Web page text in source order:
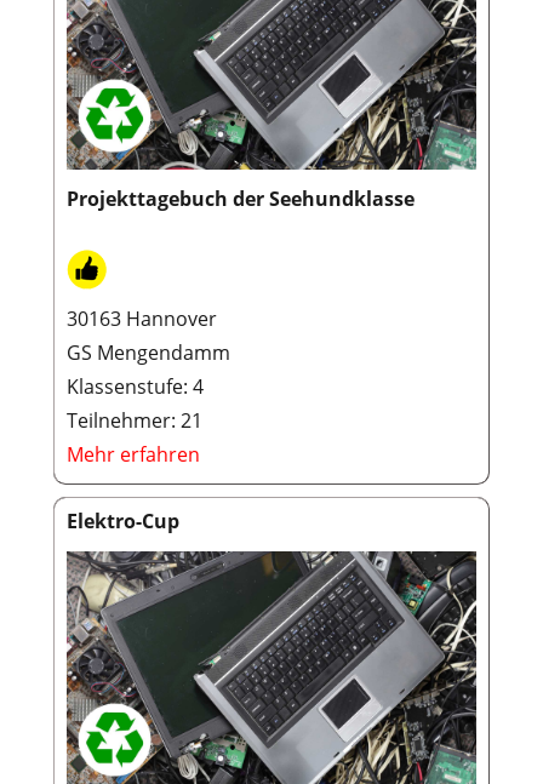
Projekttagebuch der Seehundklasse
30163 Hannover
GS Mengendamm
Klassenstufe: 4
Teilnehmer: 21
Mehr erfahren
Elektro-Cup